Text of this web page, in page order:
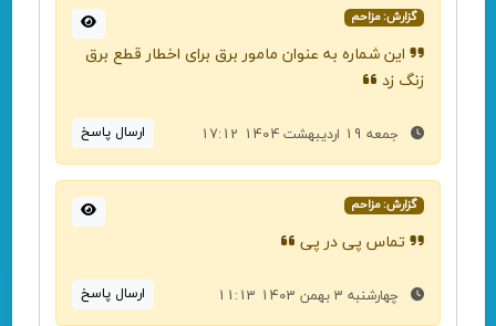
گزارش: مزاحم
این شماره به عنوان مامور برق برای اخطار قطع برق
زنگ زد
جمعه 19 اردیبهشت 1404 17:12 ارسال پاسخ
گزارش: مزاحم
تماس پی در پی
چهارشنبه 3 بهمن 1403 11:13 ارسال پاسخ